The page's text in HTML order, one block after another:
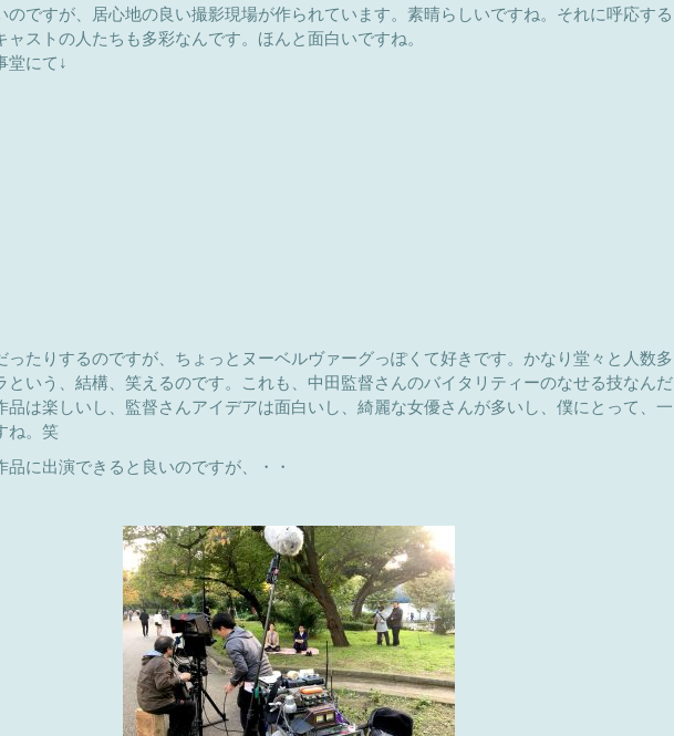
のですが、居心地の良い撮影現場が作られています。素晴らしいですね。それに呼応する
ャストの人たちも多彩なんです。ほんと面白いですね。
堂にて↓
ったりするのですが、ちょっとヌーベルヴァーグっぽくて好きです。かなり堂々と人数多
という、結構、笑えるのです。これも、中田監督さんのバイタリティーのなせる技なんだ
品は楽しいし、監督さんアイデアは面白いし、綺麗な女優さんが多いし、僕にとって、一
ね。笑
品に出演できると良いのですが、・・